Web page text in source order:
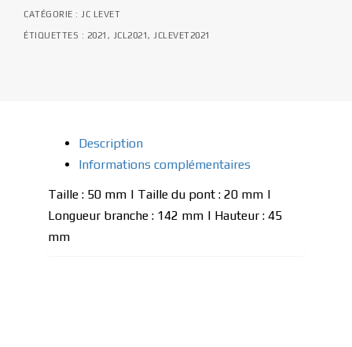
CATÉGORIE : JC LEVET
ÉTIQUETTES : 2021 , JCL2021 , JCLEVET2021
Description
Informations complémentaires
Taille : 50 mm | Taille du pont : 20 mm |
Longueur branche : 142 mm | Hauteur : 45
mm